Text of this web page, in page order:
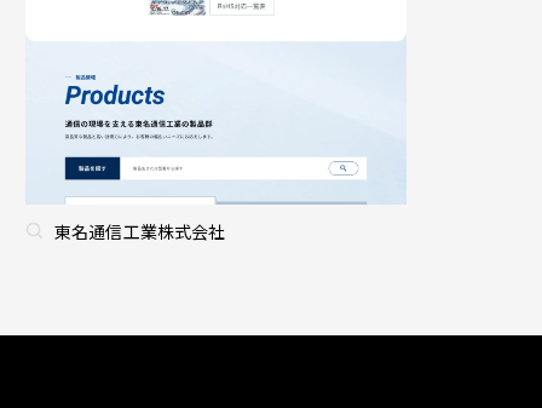
東名通信工業株式会社